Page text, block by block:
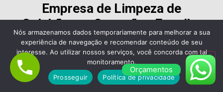
Empresa de Limpeza de
Colchão em Cangaíba, Escolha
a Limpa Clean Limpeza de
Estofados e Sofá
Nossos clientes são fiéis pois gostara dos nossos
serviços e nos recomendam, veja alguns desses
Orçamentos
Nós armazenamos dados temporariamente para melhorar a sua
experiência de navegação e recomendar conteúdo de seu
interesse. Ao utilizar nossos serviços, você concorda com tal
monitoramento.
Prosseguir
Política de privacidade